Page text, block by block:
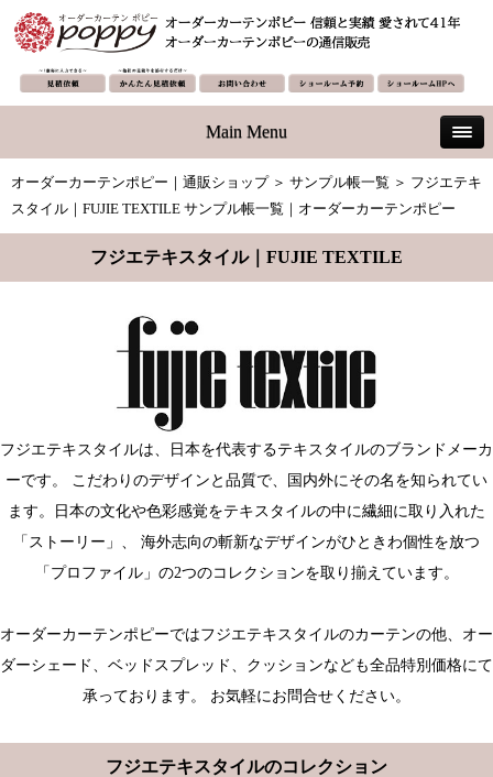
Main Menu
オーダーカーテンポピー｜通販ショップ＞ サンプル帳一覧 ＞ フジエテキ
スタイル｜FUJIE TEXTILE サンプル帳一覧｜オーダーカーテンポピー
フジエテキスタイル｜FUJIE TEXTILE
フジエテキスタイルは、日本を代表するテキスタイルのブランドメーカ
ーです。 こだわりのデザインと品質で、国内外にその名を知られてい
ます。日本の文化や色彩感覚をテキスタイルの中に繊細に取り入れた
「ストーリー」、 海外志向の斬新なデザインがひときわ個性を放つ
「プロファイル」の2つのコレクションを取り揃えています。
オーダーカーテンポピーではフジエテキスタイルのカーテンの他、オー
ダーシェード、ベッドスプレッド、クッションなども全品特別価格にて
承っております。 お気軽にお問合せください。
フジエテキスタイルのコレクション